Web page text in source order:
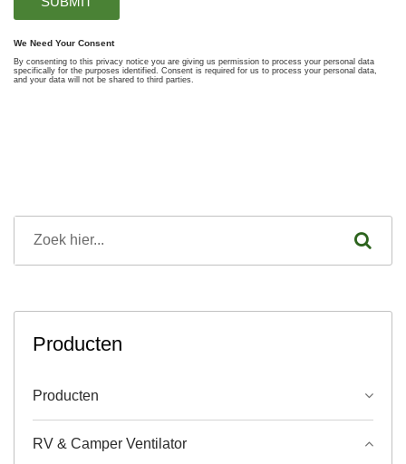
Producten
Producten
RV & Camper Ventilator